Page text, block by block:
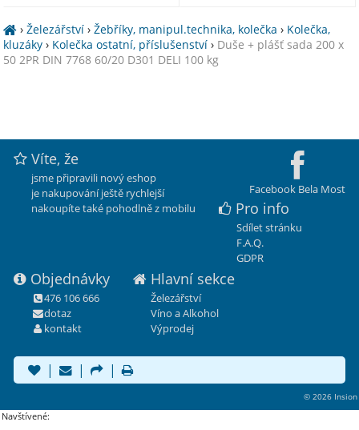
›Železářství ›Žebříky, manipul.technika, kolečka › Kolečka,
kluzáky › Kolečka ostatní, příslušenství › Duše + plášť sada 200 x
50 2PR DIN 7768 60/20 D301 DELI 100 kg
Facebook Bela Most
Víte, že
jsme připravili nový eshop
je nakupování ještě rychlejší
nakoupíte také pohodlně z mobilu
Pro info
Sdílet stránku
F.A.Q.
GDPR
Objednávky
476 106 666
dotaz
kontakt
Hlavní sekce
Železářství
Víno a Alkohol
Výprodej
| | |
© 2026 Insion
Navštívené: